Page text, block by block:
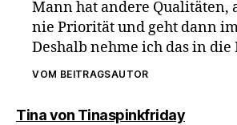
Mann hat andere Qualitäten,
nie Priorität und geht dann
Deshalb nehme ich das in die
VOM BEITRAGSAUTOR
Tina von Tinaspinkfridaysagt: